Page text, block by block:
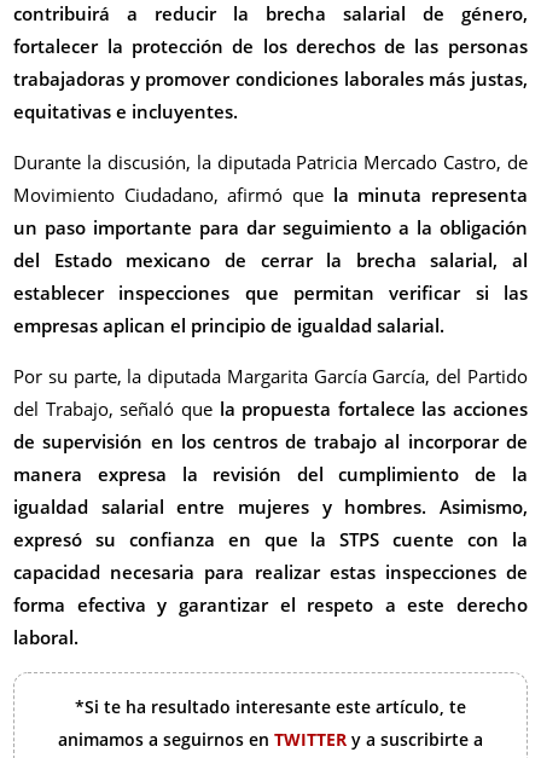
contribuirá a reducir la brecha salarial de género,
fortalecer la protección de los derechos de las personas
trabajadoras y promover condiciones laborales más justas,
equitativas e incluyentes.
Durante la discusión, la diputada Patricia Mercado Castro, de
Movimiento Ciudadano, afirmó que la minuta representa
un paso importante para dar seguimiento a la obligación
del Estado mexicano de cerrar la brecha salarial, al
establecer inspecciones que permitan verificar si las
empresas aplican el principio de igualdad salarial.
Por su parte, la diputada Margarita García García, del Partido
del Trabajo, señaló que la propuesta fortalece las acciones
de supervisión en los centros de trabajo al incorporar de
manera expresa la revisión del cumplimiento de la
igualdad salarial entre mujeres y hombres. Asimismo,
expresó su confianza en que la STPS cuente con la
capacidad necesaria para realizar estas inspecciones de
forma efectiva y garantizar el respeto a este derecho
laboral.
*Si te ha resultado interesante este artículo, te
animamos a seguirnos en TWITTER y a suscribirte a